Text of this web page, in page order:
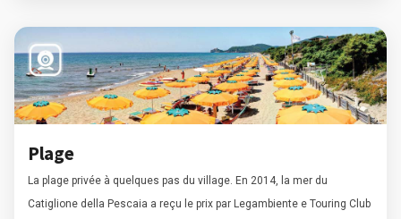
Plage
La plage privée à quelques pas du village. En 2014, la mer du
Catiglione della Pescaia a reçu le prix par Legambiente e Touring Club